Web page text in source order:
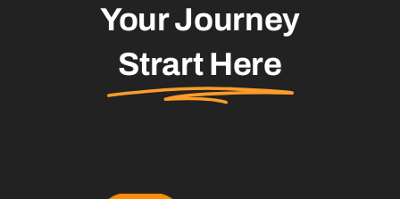
Your Journey
Strart Here